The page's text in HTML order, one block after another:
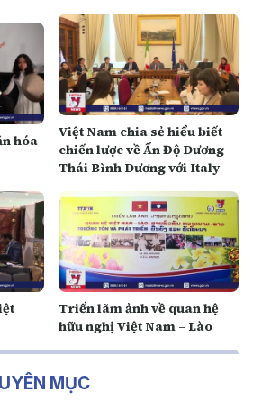
hóa
Việt Nam chia sẻ hiểu biết
chiến lược về Ấn Độ Dương-
Thái Bình Dương với Italy
Triển lãm ảnh về quan hệ
hữu nghị Việt Nam – Lào
MỤC